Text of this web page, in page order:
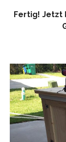
Fertig! Jetzt